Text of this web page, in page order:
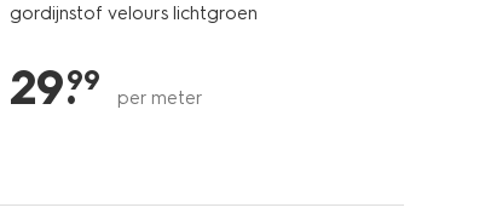
gordijnstof velours lichtgroen
29.
99
per meter